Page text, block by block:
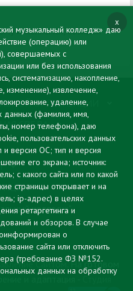
и меняемся, созидая
ОРГАНИЗАЦИИ
СРЕДА
колледж"
Сайтом. На готовом
и адаптация -
Студия
x
музыкальный колледж» даю
(операцию) или
совершаемых с
или без использования
систематизацию, накопление,
изменение), извлечение,
удаление,
данных (фамилия, имя,
номер телефона), даю
пользовательских данных
версия ОС; тип и версия
его экрана; источник:
с какого сайта или по какой
страницы открывает и на
ip-адрес) в целях
ретаргетинга и
и обзоров. В случае
о
сайта или отключить
(требование ФЗ №152.
данных на обработку